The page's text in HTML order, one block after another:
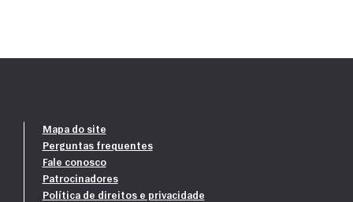
Mapa do site
Perguntas frequentes
Fale conosco
Patrocinadores
Política de direitos e privacidade